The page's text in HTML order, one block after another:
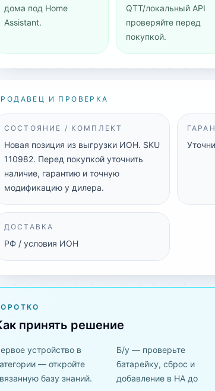
дома под Home
Assistant.
QTT/локальный API
проверяйте перед
покупкой.
И ПРОВЕРКА
СОСТОЯНИЕ / КОМПЛЕКТ
Новая позиция из выгрузки ИОН. SKU
110982. Перед покупкой уточнить
наличие, гарантию и точную
модификацию у дилера.
ДОСТАВКА
РФ / условия ИОН
принять решение
устройство в
— откройте
базу знаний.
Б/у — проверьте
батарейку, сброс и
добавление в HA до